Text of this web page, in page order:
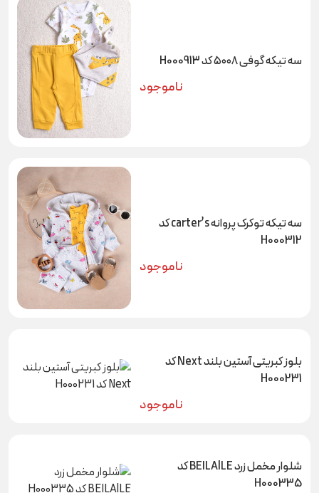
سه تیکه گوفی ۵۰۰۸ کد H000913
ناموجود
سه تیکه توکرک پروانه carter’s کد
H000312
ناموجود
بلوز کبریتی آستین بلند Next کد
H000231
ناموجود
شلوار مخمل زرد BEILAlLE کد
H000335